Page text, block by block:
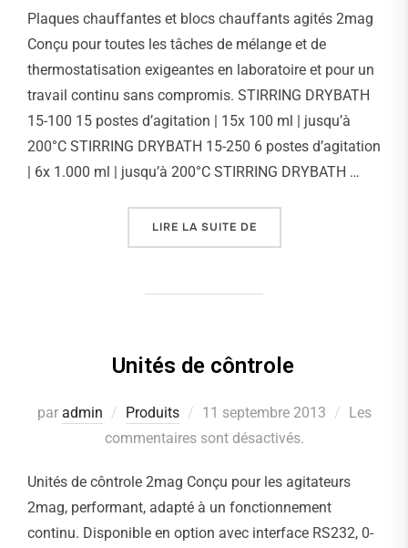
Plaques chauffantes et blocs chauffants agités 2mag
Conçu pour toutes les tâches de mélange et de
thermostatisation exigeantes en laboratoire et pour un
travail continu sans compromis. STIRRING DRYBATH
15-100 15 postes d’agitation | 15x 100 ml | jusqu’à
200°C STIRRING DRYBATH 15-250 6 postes d’agitation
| 6x 1.000 ml | jusqu’à 200°C STIRRING DRYBATH …
LIRE LA SUITE DE
Unités de côntrole
par admin Produits
Publié
le
11 septembre 2013
Les
commentaires sont désactivés.
Unités de côntrole 2mag Conçu pour les agitateurs
2mag, performant, adapté à un fonctionnement
continu. Disponible en option avec interface RS232, 0-